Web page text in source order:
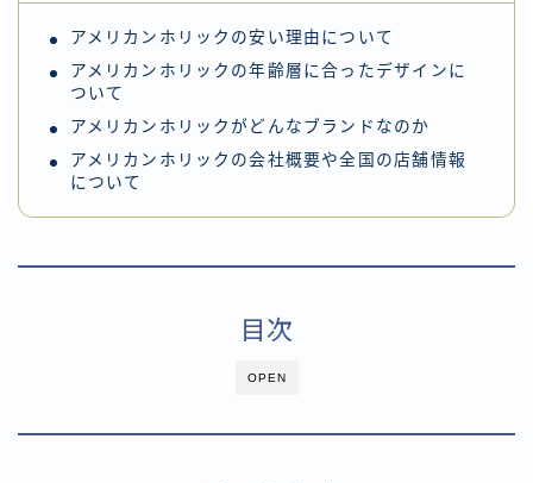
アメリカンホリックの安い理由について
アメリカンホリックの年齢層に合ったデザインに
ついて
アメリカンホリックがどんなブランドなのか
アメリカンホリックの会社概要や全国の店舗情報
について
OPEN
目次